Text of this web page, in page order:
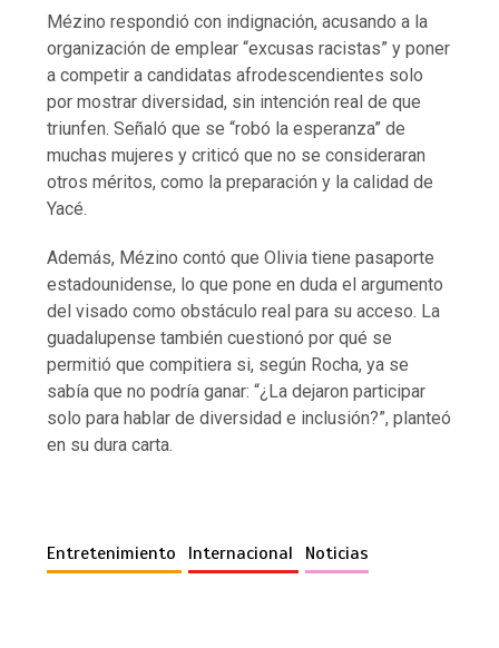
Mézino respondió con indignación, acusando a la
organización de emplear “excusas racistas” y poner
a competir a candidatas afrodescendientes solo
por mostrar diversidad, sin intención real de que
triunfen. Señaló que se “robó la esperanza” de
muchas mujeres y criticó que no se consideraran
otros méritos, como la preparación y la calidad de
Yacé.
Además, Mézino contó que Olivia tiene pasaporte
estadounidense, lo que pone en duda el argumento
del visado como obstáculo real para su acceso. La
guadalupense también cuestionó por qué se
permitió que compitiera si, según Rocha, ya se
sabía que no podría ganar: “¿La dejaron participar
solo para hablar de diversidad e inclusión?”, planteó
en su dura carta.
Entretenimiento Internacional Noticias